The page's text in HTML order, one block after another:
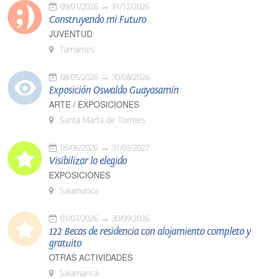
09/01/2026 31/12/2026
Construyendo mi Futuro
JUVENTUD
Tamames
08/05/2026 30/08/2026
Exposición Oswaldo Guayasamín
ARTE / EXPOSICIONES
Santa Marta de Tormes
05/06/2026 31/03/2027
Visibilizar lo elegido
EXPOSICIONES
Salamanca
01/07/2026 30/09/2026
122 Becas de residencia con alojamiento completo y
gratuito
OTRAS ACTIVIDADES
Salamanca